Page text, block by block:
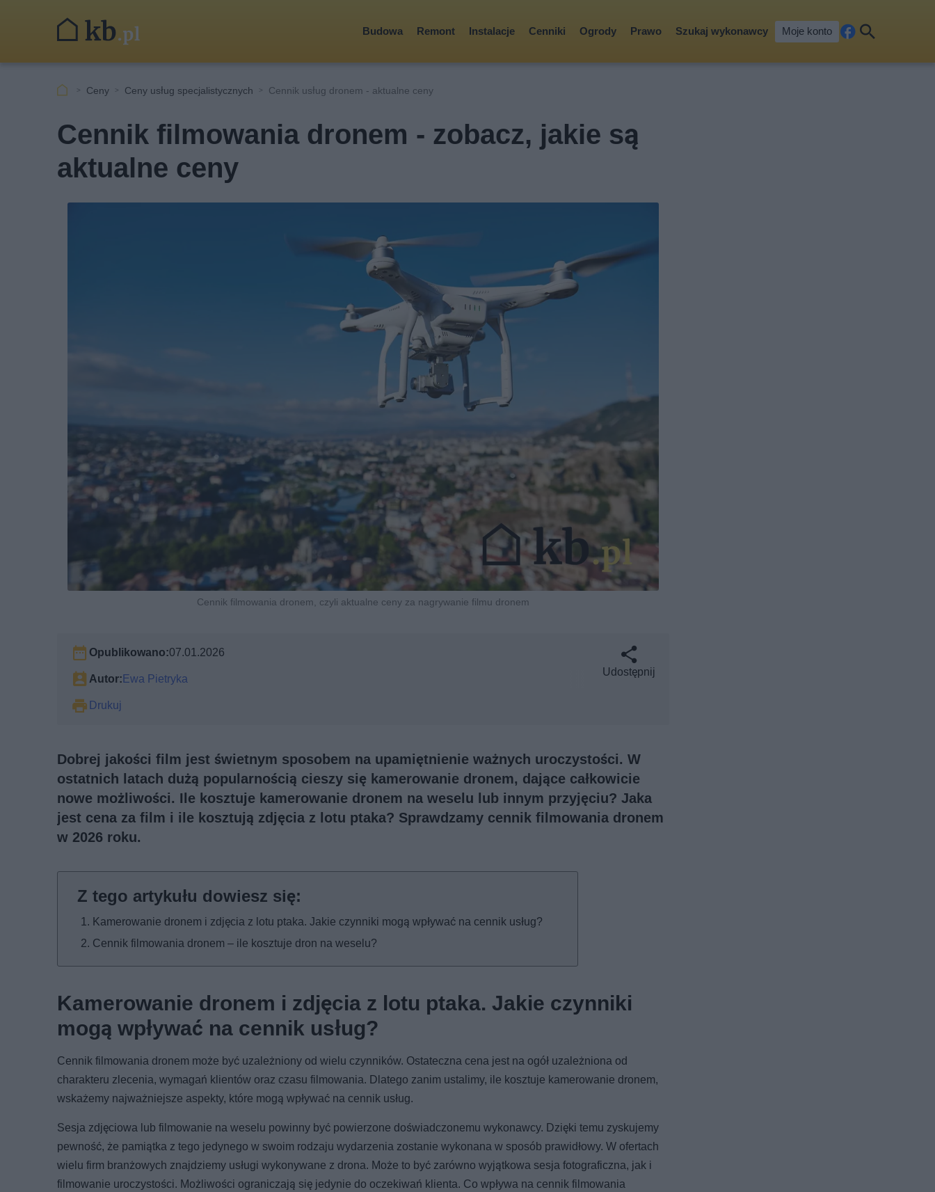
Budowa Remont Instalacje Cenniki Ogrody Prawo Szukaj wykonawcy Moje konto
cebkaj
Ceny Ceny usług specjalistycznych Cennik usług dronem - aktualne ceny
Cennik filmowania dronem - zobacz, jakie są
aktualne ceny
Cennik filmowania dronem, czyli aktualne ceny za nagrywanie filmu dronem
Opublikowano:07.01.2026
Autor:Ewa Pietryka
Drukuj
Udostępnij
Dobrej jakości film jest świetnym sposobem na upamiętnienie ważnych uroczystości. W
ostatnich latach dużą popularnością cieszy się kamerowanie dronem, dające całkowicie
nowe możliwości. Ile kosztuje kamerowanie dronem na weselu lub innym przyjęciu? Jaka
jest cena za film i ile kosztują zdjęcia z lotu ptaka? Sprawdzamy cennik filmowania dronem
w 2026 roku.
Kamerowanie dronem i zdjęcia z lotu ptaka. Jakie czynniki mogą wpływać na cennik usług?
Cennik filmowania dronem – ile kosztuje dron na weselu?
Kamerowanie dronem i zdjęcia z lotu ptaka. Jakie czynniki
mogą wpływać na cennik usług?
Cennik filmowania dronem może być uzależniony od wielu czynników. Ostateczna cena jest na ogół uzależniona od
charakteru zlecenia, wymagań klientów oraz czasu filmowania. Dlatego zanim ustalimy, ile kosztuje kamerowanie dronem,
wskażemy najważniejsze aspekty, które mogą wpływać na cennik usług.
Sesja zdjęciowa lub filmowanie na weselu powinny być powierzone doświadczonemu wykonawcy. Dzięki temu zyskujemy
pewność, że pamiątka z tego jedynego w swoim rodzaju wydarzenia zostanie wykonana w sposób prawidłowy. W ofertach
wielu firm branżowych znajdziemy usługi wykonywane z drona. Może to być zarówno wyjątkowa sesja fotograficzna, jak i
filmowanie uroczystości. Możliwości ograniczają się jedynie do oczekiwań klienta. Co wpływa na cennik filmowania